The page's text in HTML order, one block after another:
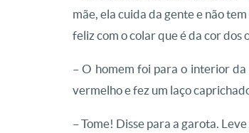
mãe, ela cuida da gente e não
feliz com o colar que é da cor dos
– O homem foi para o interior da
vermelho e fez um laço
– Tome! Disse para a garota.